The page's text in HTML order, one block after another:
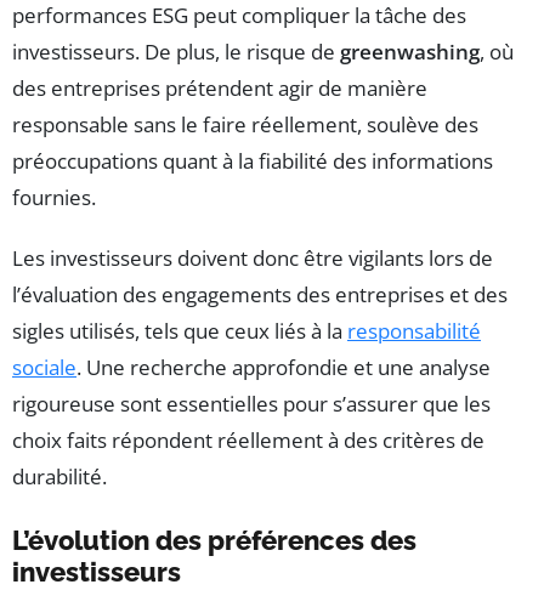
performances ESG peut compliquer la tâche des
investisseurs. De plus, le risque de greenwashing, où
des entreprises prétendent agir de manière
responsable sans le faire réellement, soulève des
préoccupations quant à la fiabilité des informations
fournies.
Les investisseurs doivent donc être vigilants lors de
l’évaluation des engagements des entreprises et des
sigles utilisés, tels que ceux liés à la responsabilité
sociale. Une recherche approfondie et une analyse
rigoureuse sont essentielles pour s’assurer que les
choix faits répondent réellement à des critères de
durabilité.
L’évolution des préférences des
investisseurs